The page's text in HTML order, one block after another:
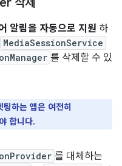
알림을 자동으로 지원 하
MediaSessionService
를 삭제할 수 있
하는 앱은 여전히
합니다.
를 대체하는